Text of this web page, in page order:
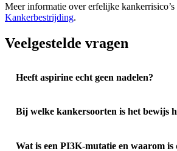
Meer informatie over erfelijke
Kankerbestrijding.
Veelgestelde vragen
Heeft aspirine echt geen nadelen?
Bij welke kankersoorten is het bewijs
Wat is een PI3K-mutatie en waarom